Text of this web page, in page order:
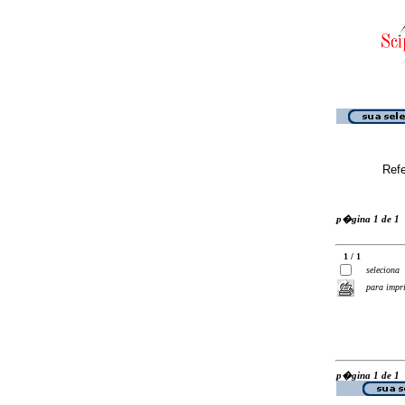
p�gina 1 de 1
1 / 1
seleciona
para
p�gina 1 de 1